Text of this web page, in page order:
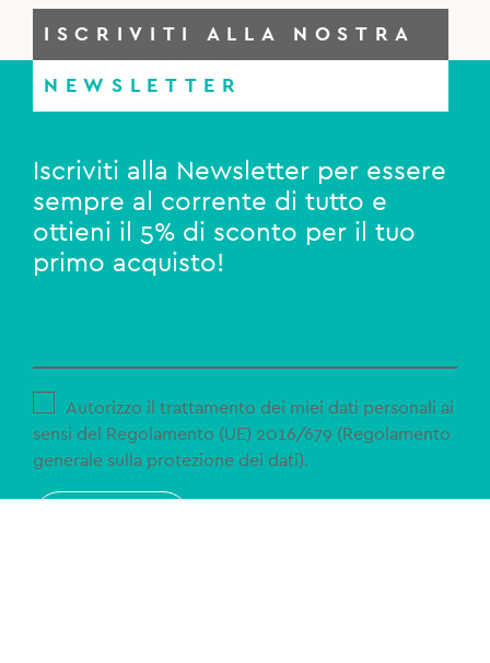
ISCRIVITI ALLA NOSTRA
NEWSLETTER
Iscriviti alla Newsletter per essere
sempre al corrente di tutto e
ottieni il 5% di sconto per il tuo
primo acquisto!
Autorizzo il trattamento dei miei dati personali ai
sensi del Regolamento (UE) 2016/679 (Regolamento
generale sulla protezione dei dati).